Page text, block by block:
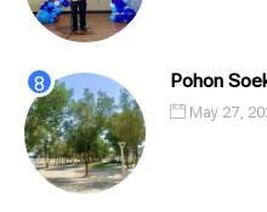
Pohon
May 27,